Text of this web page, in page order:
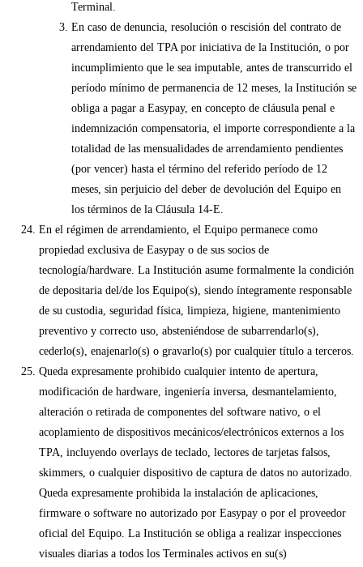
Terminal.
En caso de denuncia, resolución o rescisión del contrato de
arrendamiento del TPA por iniciativa de la Institución, o por
incumplimiento que le sea imputable, antes de transcurrido el
período mínimo de permanencia de 12 meses, la Institución se
obliga a pagar a Easypay, en concepto de cláusula penal e
indemnización compensatoria, el importe correspondiente a la
totalidad de las mensualidades de arrendamiento pendientes
(por vencer) hasta el término del referido período de 12
meses, sin perjuicio del deber de devolución del Equipo en
los términos de la Cláusula 14-E.
En el régimen de arrendamiento, el Equipo permanece como
propiedad exclusiva de Easypay o de sus socios de
tecnología/hardware. La Institución asume formalmente la condición
de depositaria del/de los Equipo(s), siendo íntegramente responsable
de su custodia, seguridad física, limpieza, higiene, mantenimiento
preventivo y correcto uso, absteniéndose de subarrendarlo(s),
cederlo(s), enajenarlo(s) o gravarlo(s) por cualquier título a terceros.
Queda expresamente prohibido cualquier intento de apertura,
modificación de hardware, ingeniería inversa, desmantelamiento,
alteración o retirada de componentes del software nativo, o el
acoplamiento de dispositivos mecánicos/electrónicos externos a los
TPA, incluyendo overlays de teclado, lectores de tarjetas falsos,
skimmers, o cualquier dispositivo de captura de datos no autorizado.
Queda expresamente prohibida la instalación de aplicaciones,
firmware o software no autorizado por Easypay o por el proveedor
oficial del Equipo. La Institución se obliga a realizar inspecciones
visuales diarias a todos los Terminales activos en su(s)